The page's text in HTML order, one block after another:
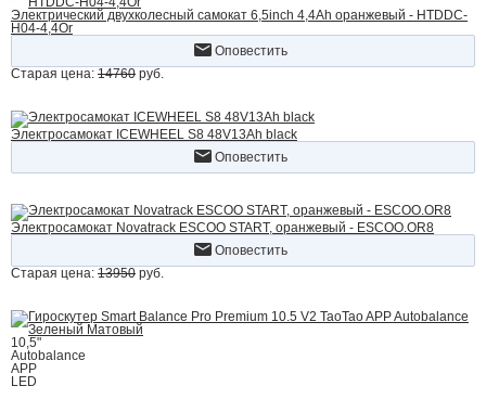
Электрический двухколесный самокат 6,5inch 4,4Ah оранжевый - HTDDC-
H04-4,4Or
Оповестить
Старая цена: 14760 руб.
Электросамокат ICEWHEEL S8 48V13Ah black
Оповестить
Электросамокат Novatrack ESCOO START, оранжевый - ESCOO.OR8
Оповестить
Старая цена: 13950 руб.
10,5"
Autobalance
APP
LED